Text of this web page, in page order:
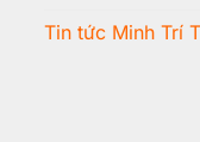
Tin tức Minh Trí